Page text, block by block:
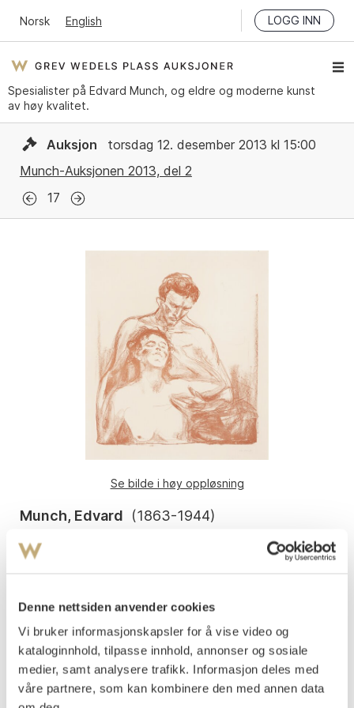
Denne nettsiden anvender cookies
Vi bruker informasjonskapsler for å vise video og
kataloginnhold, tilpasse innhold, annonser og sosiale
medier, samt analysere trafikk. Informasjon deles med
våre partnere, som kan kombinere den med annen data
Norsk English LOGG INN
Spesialister på Edvard Munch, og eldre og moderne kunst
av høy kvalitet.
Auksjon
torsdag 12. desember 2013 kl 15:00
Munch-Auksjonen 2013, del 2
17
Se bilde i høy oppløsning
Munch, Edvard (1863-1944)
1920
Woll 659.
Vurdering
NOK 300 000–400 000